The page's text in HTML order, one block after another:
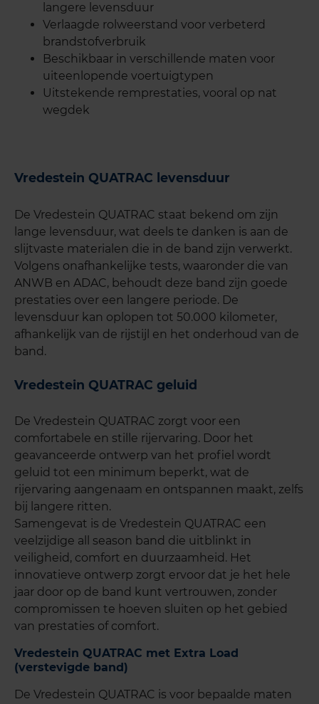
langere levensduur
Verlaagde rolweerstand voor verbeterd
brandstofverbruik
Beschikbaar in verschillende maten voor
uiteenlopende voertuigtypen
Uitstekende remprestaties, vooral op nat
wegdek
Vredestein QUATRAC levensduur
De Vredestein QUATRAC staat bekend om zijn
lange levensduur, wat deels te danken is aan de
slijtvaste materialen die in de band zijn verwerkt.
Volgens onafhankelijke tests, waaronder die van
ANWB en ADAC, behoudt deze band zijn goede
prestaties over een langere periode. De
levensduur kan oplopen tot 50.000 kilometer,
afhankelijk van de rijstijl en het onderhoud van de
band.
Vredestein QUATRAC geluid
De Vredestein QUATRAC zorgt voor een
comfortabele en stille rijervaring. Door het
geavanceerde ontwerp van het profiel wordt
geluid tot een minimum beperkt, wat de
rijervaring aangenaam en ontspannen maakt, zelfs
bij langere ritten.
Samengevat is de Vredestein QUATRAC een
veelzijdige all season band die uitblinkt in
veiligheid, comfort en duurzaamheid. Het
innovatieve ontwerp zorgt ervoor dat je het hele
jaar door op de band kunt vertrouwen, zonder
compromissen te hoeven sluiten op het gebied
van prestaties of comfort.
Vredestein QUATRAC met Extra Load
(verstevigde band)
De Vredestein QUATRAC is voor bepaalde maten